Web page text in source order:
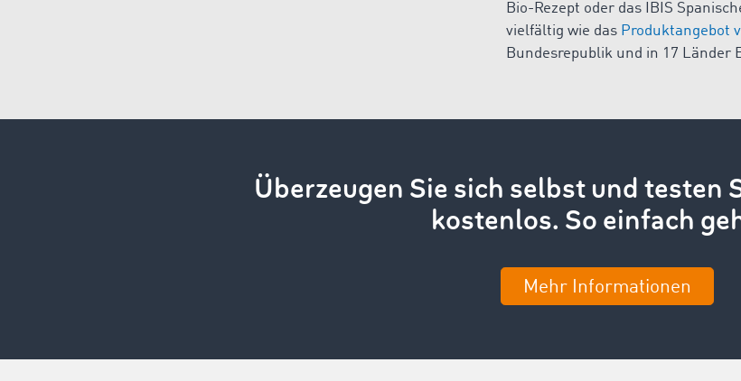
Bio-Rezept oder das IBIS
vielfältig wie das Produktangebot
Bundesrepublik und in 17 Länder
Überzeugen Sie sich selbst und testen
kostenlos. So einfach
Mehr Informationen